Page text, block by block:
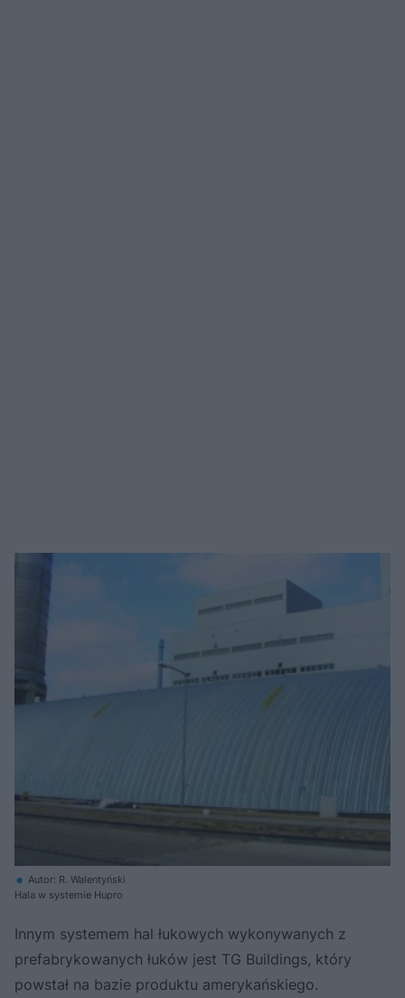
Autor: R. Walentyński
Hala w systemie Hupro
Innym systemem hal łukowych wykonywanych z
prefabrykowanych łuków jest TG Buildings, który
powstał na bazie produktu amerykańskiego.